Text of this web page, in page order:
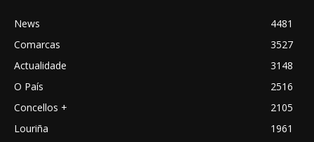
News
4481
Comarcas
3527
Actualidade
3148
O País
2516
Concellos +
2105
Louriña
1961